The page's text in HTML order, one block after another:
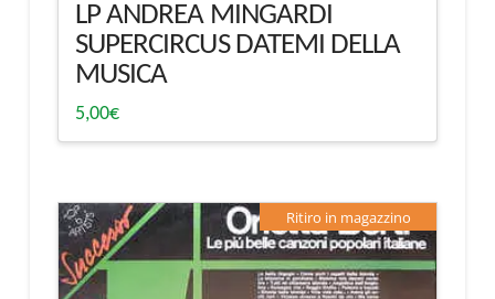
LP ANDREA MINGARDI
SUPERCIRCUS DATEMI DELLA
MUSICA
5,00€
Ritiro in magazzino